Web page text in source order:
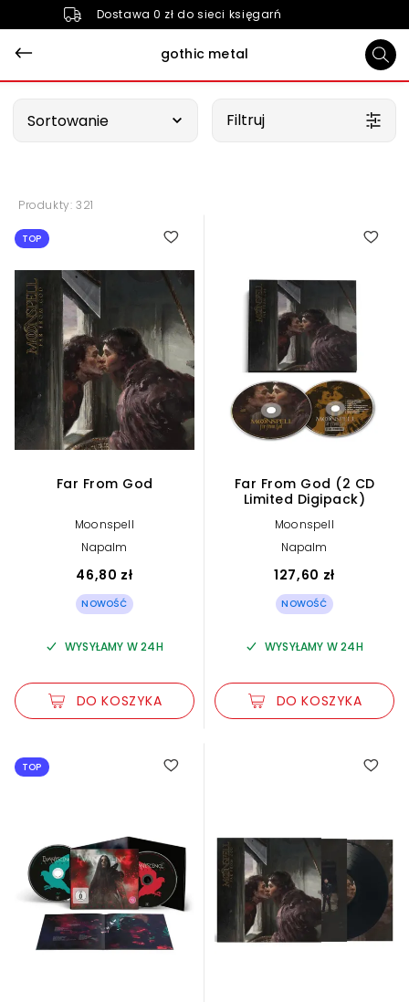
Dostawa 0 zł do sieci księgarń
gothic metal
Sortowanie Filtruj
Produkty: 321
TOP
Far From God
Moonspell
Napalm
46,80 zł
NOWOŚĆ
WYSYŁAMY W 24H
DO KOSZYKA
Far From God (2 CD
Limited Digipack)
Moonspell
Napalm
127,60 zł
NOWOŚĆ
WYSYŁAMY W 24H
DO KOSZYKA
TOP